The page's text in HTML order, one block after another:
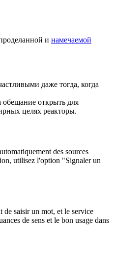
и намечаемой
даже тогда, когда
открыть для
целях реакторы.
des sources
utilisez l'option "Signaler un
de saisir un mot, et le service
de sens et le bon usage dans